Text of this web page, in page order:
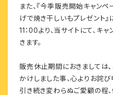
また、『今季販売開始キャン
げで焼き干しいもプレゼント』
11：00より、当サイトにて、キ
きます。
販売休止期間におきましては
かけしました事、心よりお詫
引き続き変わらぬご愛顧の程